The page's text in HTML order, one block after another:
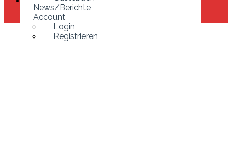
News/Berichte
Account
Login
Registrieren
Login
Registrieren